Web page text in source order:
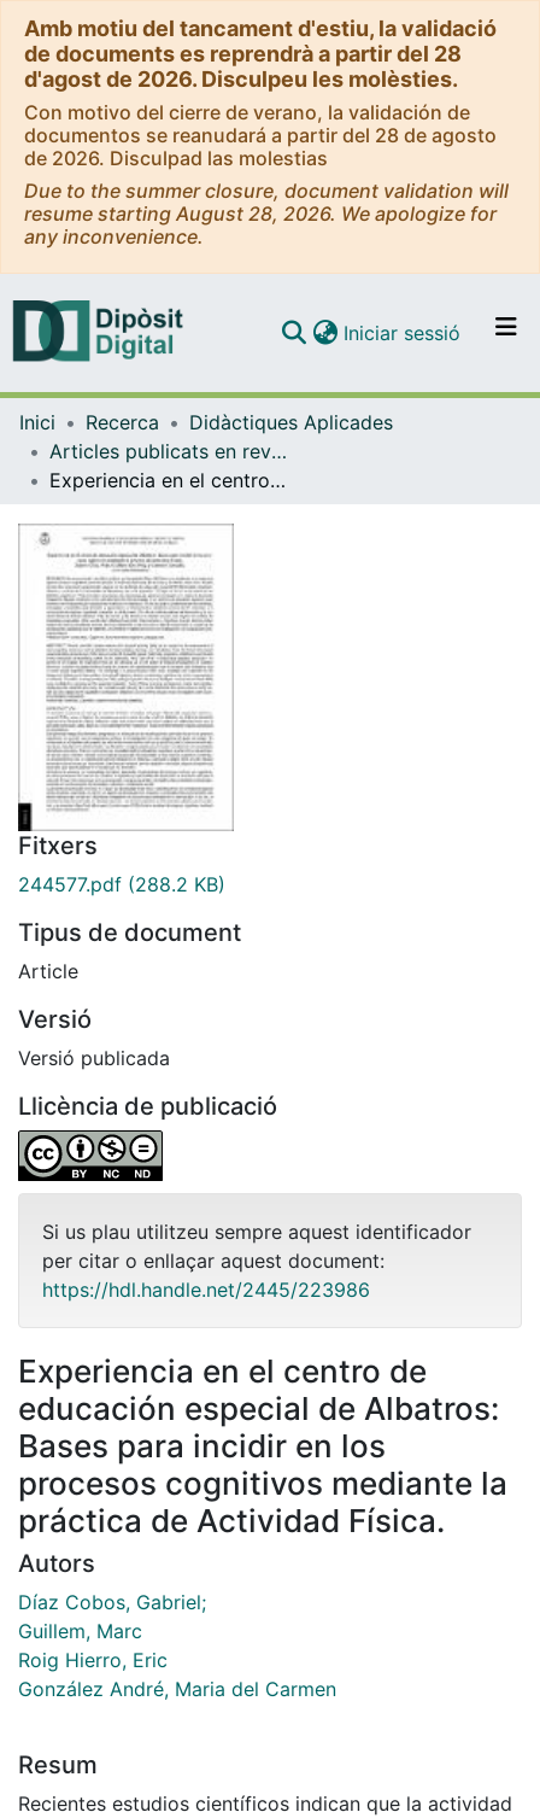
Amb motiu del tancament d'estiu, la validació
de documents es reprendrà a partir del 28
d'agost de 2026. Disculpeu les molèsties.
Con motivo del cierre de verano, la validación de
documentos se reanudará a partir del 28 de agosto
de 2026. Disculpad las molestias
Due to the summer closure, document validation will
resume starting August 28, 2026. We apologize for
any inconvenience.
Navega per tot el DD
Iniciar sessió (current)
Inici Recerca
Didàctiques Aplicades
Articles publicats en revistes (Didàctiques Aplicades)
Experiencia en el centro de educación especial de Albatros: Bases para incidir en los procesos cognitivos mediante la práctica de Actividad Física.
Fitxers
244577.pdf (288.2 KB)
Tipus de document
Article
Versió
Versió publicada
Llicència de publicació
Si us plau utilitzeu sempre aquest identificador
per citar o enllaçar aquest document:
https://hdl.handle.net/2445/223986
Experiencia en el centro de
educación especial de Albatros:
Bases para incidir en los
procesos cognitivos mediante la
práctica de Actividad Física.
Autors
Díaz Cobos, Gabriel;
Guillem, Marc
Roig Hierro, Eric
González André, Maria del Carmen
Resum
Recientes estudios científicos indican que la actividad